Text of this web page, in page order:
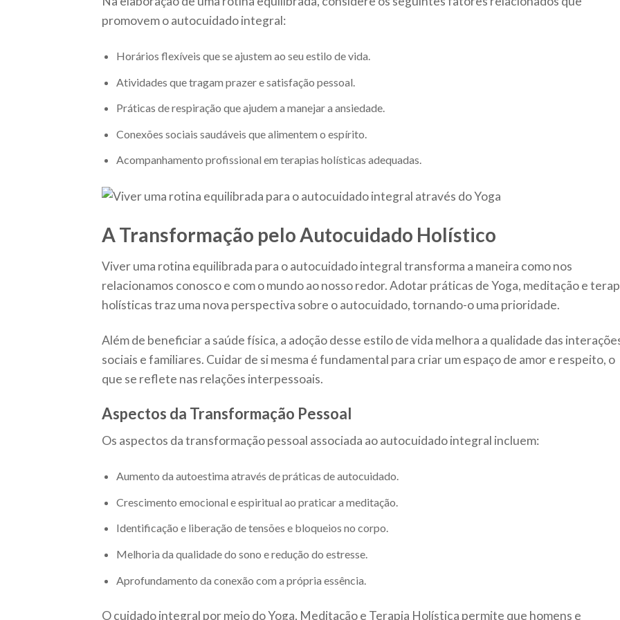
promovem o autocuidado integral:
Horários flexíveis que se ajustem ao seu estilo de vida.
Atividades que tragam prazer e satisfação pessoal.
Práticas de respiração que ajudem a manejar a ansiedade.
Conexões sociais saudáveis que alimentem o espírito.
Acompanhamento profissional em terapias holísticas adequadas.
A Transformação pelo Autocuidado Holístico
Viver uma rotina equilibrada para o autocuidado integral transforma a maneira como nos
relacionamos conosco e com o mundo ao nosso redor. Adotar práticas de Yoga, meditação e
holísticas traz uma nova perspectiva sobre o autocuidado, tornando-o uma prioridade.
Além de beneficiar a saúde física, a adoção desse estilo de vida melhora a qualidade das
sociais e familiares. Cuidar de si mesma é fundamental para criar um espaço de amor e respeito, o
que se reflete nas relações interpessoais.
Aspectos da Transformação Pessoal
Os aspectos da transformação pessoal associada ao autocuidado integral incluem:
Aumento da autoestima através de práticas de autocuidado.
Crescimento emocional e espiritual ao praticar a meditação.
Identificação e liberação de tensões e bloqueios no corpo.
Melhoria da qualidade do sono e redução do estresse.
Aprofundamento da conexão com a própria essência.
O cuidado integral por meio do Yoga, Meditação e Terapia Holística permite que homens e